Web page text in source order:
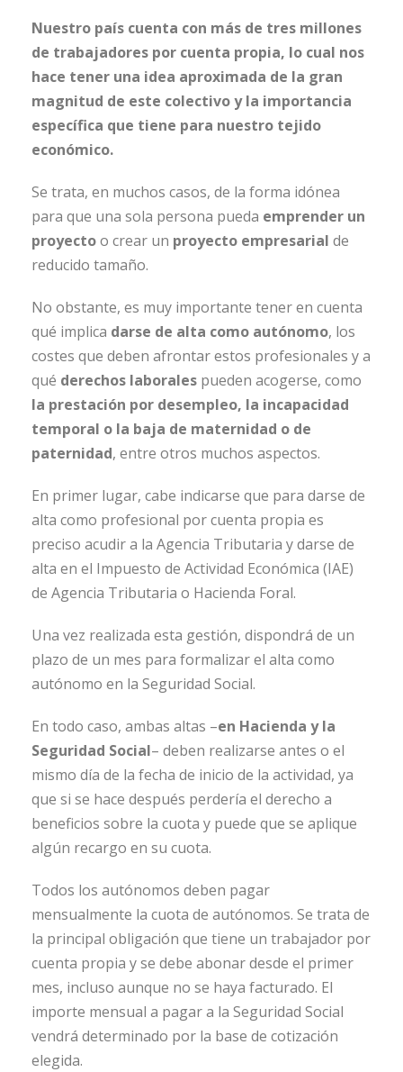
Nuestro país cuenta con más de tres millones
de trabajadores por cuenta propia, lo cual nos
hace tener una idea aproximada de la gran
magnitud de este colectivo y la importancia
específica que tiene para nuestro tejido
económico.
Se trata, en muchos casos, de la forma idónea
para que una sola persona pueda emprender un
proyectoo crear un proyecto empresarial de
reducido tamaño.
No obstante, es muy importante tener en cuenta
qué implica darse de alta como autónomo, los
costes que deben afrontar estos profesionales y a
qué derechos laborales pueden acogerse, como
la prestación por desempleo, la incapacidad
temporal o la baja de maternidad o de
paternidad, entre otros muchos aspectos.
En primer lugar, cabe indicarse que para darse de
alta como profesional por cuenta propia es
preciso acudir a la Agencia Tributaria y darse de
alta en el Impuesto de Actividad Económica (IAE)
de Agencia Tributaria o Hacienda Foral.
Una vez realizada esta gestión, dispondrá de un
plazo de un mes para formalizar el alta como
autónomo en la Seguridad Social.
En todo caso, ambas altas –en Hacienda y la
Seguridad Social– deben realizarse antes o el
mismo día de la fecha de inicio de la actividad, ya
que si se hace después perdería el derecho a
beneficios sobre la cuota y puede que se aplique
algún recargo en su cuota.
Todos los autónomos deben pagar
mensualmente la cuota de autónomos. Se trata de
la principal obligación que tiene un trabajador por
cuenta propia y se debe abonar desde el primer
mes, incluso aunque no se haya facturado. El
importe mensual a pagar a la Seguridad Social
vendrá determinado por la base de cotización
elegida.